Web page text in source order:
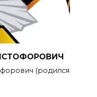
(родился